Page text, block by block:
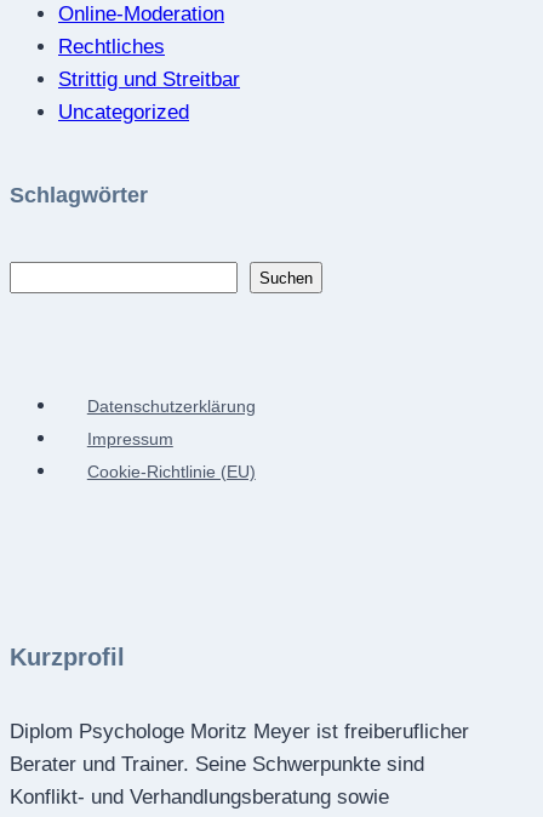
Online-Moderation
Rechtliches
Strittig und Streitbar
Uncategorized
Schlagwörter
Suchen
Datenschutzerklärung
Impressum
Cookie-Richtlinie (EU)
Kurzprofil
Diplom Psychologe Moritz Meyer ist freiberuflicher
Berater und Trainer. Seine Schwerpunkte sind
Konflikt- und Verhandlungsberatung sowie